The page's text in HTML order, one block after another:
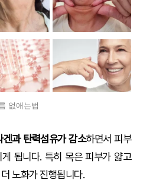
없애는법
겐과 탄력섬유가 감소하면서 피부
됩니다. 특히 목은 피부가 얇고
노화가 진행됩니다.